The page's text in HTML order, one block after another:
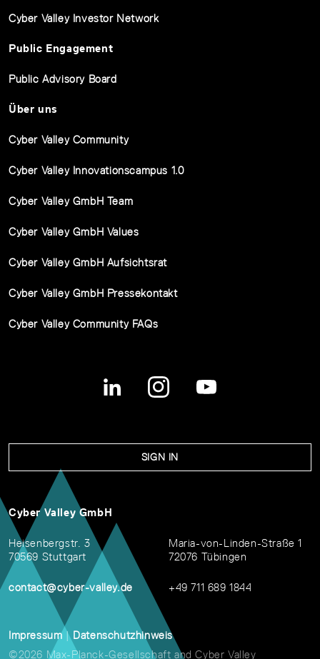
Cyber Valley Investor Network
Public Engagement
Public Advisory Board
Über uns
Cyber Valley Community
Cyber Valley Innovationscampus 1.0
Cyber Valley GmbH Team
Cyber Valley GmbH Values
Cyber Valley GmbH Aufsichtsrat
Cyber Valley GmbH Pressekontakt
Cyber Valley Community FAQs
SIGN IN
Cyber Valley GmbH
Heisenbergstr. 3
70569 Stuttgart
contact@cyber-valley.de
Maria-von-Linden-Straße 1
72076 Tübingen
+49 711 689 1844
Impressum | Datenschutzhinweis
©2026 Max-Planck-Gesellschaft and Cyber Valley